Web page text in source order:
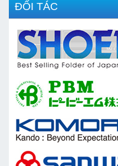
ĐỐI TÁC